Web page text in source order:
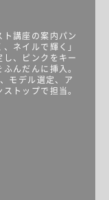
ト講座の案内パン
ネイルで輝く」
し、ピンクをキー
んだんに挿入。
モデル選定、ア
トップで担当。